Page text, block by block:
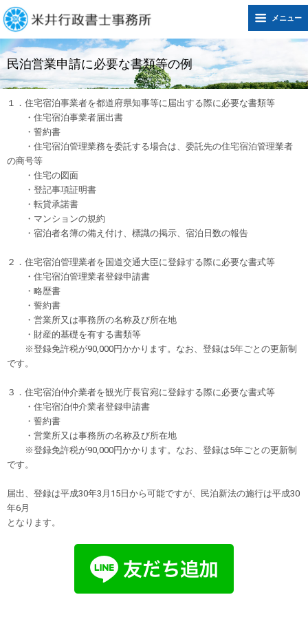
メニュー
民泊営業申請に必要な書類等の例
１．住宅宿泊事業者を都道府県知事等に届出する際に必要な書類等
・住宅宿泊事業者届出書
・誓約書
・住宅宿泊管理業務を委託する場合は、委託先の住宅宿泊管理業者
の商号等
・住宅の図面
・登記事項証明書
・転貸承諾書
・マンションの規約
・宿泊者名簿の備え付け、標識の掲示、宿泊日数の報告
２．住宅宿泊管理業者を国道交通大臣に登録する際に必要な書式等
・住宅宿泊管理業者登録申請書
・略歴書
・誓約書
・営業所又は事務所の名称及び所在地
・財産的基礎を有する書類等
※登録免許税が90,000円かかります。なお、登録は5年ごとの更新制
です。
３．住宅宿泊仲介業者を観光庁長官宛に登録する際に必要な書式等
・住宅宿泊仲介業者登録申請書
・誓約書
・営業所又は事務所の名称及び所在地
※登録免許税が90,000円かかります。なお、登録は5年ごとの更新制
です。
届出、登録は平成30年3月15日から可能ですが、民泊新法の施行は平成30
年6月
となります。